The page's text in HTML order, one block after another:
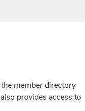
member directory
provides access to